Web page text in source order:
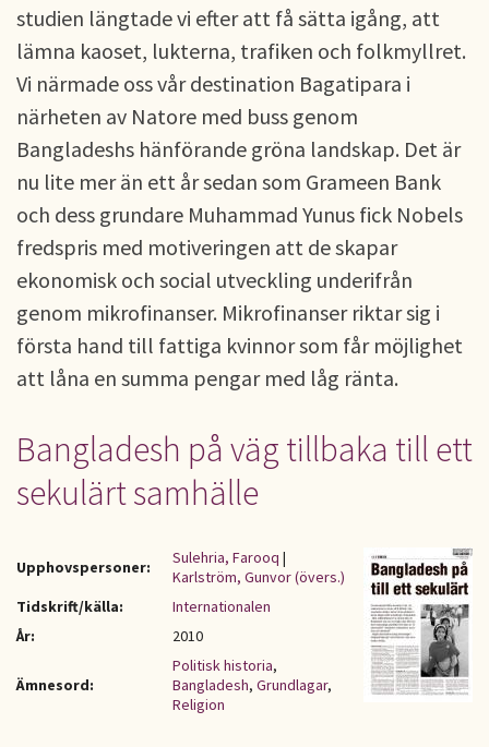
studien längtade vi efter att få sätta igång, att
lämna kaoset, lukterna, trafiken och folkmyllret.
Vi närmade oss vår destination Bagatipara i
närheten av Natore med buss genom
Bangladeshs hänförande gröna landskap. Det är
nu lite mer än ett år sedan som Grameen Bank
och dess grundare Muhammad Yunus fick Nobels
fredspris med motiveringen att de skapar
ekonomisk och social utveckling underifrån
genom mikrofinanser. Mikrofinanser riktar sig i
första hand till fattiga kvinnor som får möjlighet
att låna en summa pengar med låg ränta.
Bangladesh på väg tillbaka till ett
sekulärt samhälle
Upphovspersoner: Sulehria, Farooq |
Karlström, Gunvor (övers.)
Tidskrift/källa:
Internationalen
År:
2010
Ämnesord:
Politisk historia,
Bangladesh, Grundlagar,
Religion